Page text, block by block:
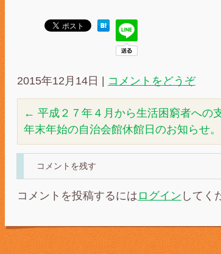
2015年12月14日 コメントをどうぞ
← 平成２７年４月から生活困窮者への
年末年始の自治会館休館日のお知らせ。
コメントを残す
コメントを投稿するには ログイン してく